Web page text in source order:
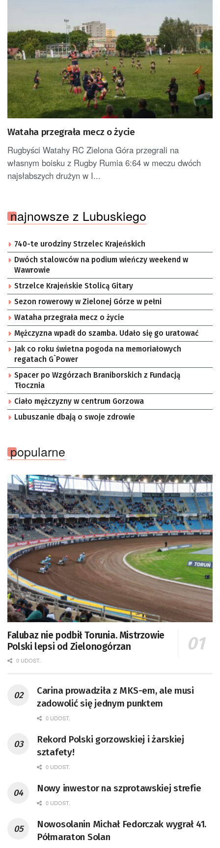
Wataha przegrała mecz o życie
Rugbyści Watahy RC Zielona Góra przegrali na
własnym boisku z Rugby Rumia 6:64 w meczu dwóch
najsłabszych drużyn w I...
najnowsze z Lubuskiego
740-te urodziny Strzelec Krajeńskich
Dwóch stalowców na podium wieńczy weekend w
Wawrowie
Strzelce Krajeńskie Stolicą Gitary
Sezon rowerowy w Zielonej Górze w pełni
Wataha przegrała mecz o życie
Mężczyzna wpadł do szamba. Udało się go uratować
Jak co roku świetna pogoda na memoriałowych
regatach G`Power
Spacer po Wzgórzach Braniborskich z Fundacją
Tłocznia
Ciało mężczyzny w centrum Gorzowa
Lubuszanie dbają o swoje zdrowie
popularne
Falubaz nie podbił Torunia. Mistrzowie
Polski lepsi od Zielonogórzan
0 UDOST.
Carina prowadziła z MKS-em, ale musi
zadowolić się jednym punktem
0 UDOST.
Rekord Polski gorzowskiej i żarskiej
sztafety!
0 UDOST.
Nowy inwestor na szprotawskiej strefie
0 UDOST.
Nowosolanin Michał Fedorczak wygrał 41.
Półmaraton Solan